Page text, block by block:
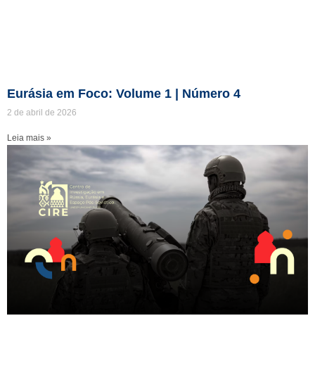
Eurásia em Foco: Volume 1 | Número 4
2 de abril de 2026
Leia mais »